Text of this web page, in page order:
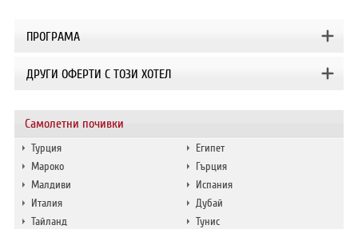
Самолетни почивки
Турция
Египет
Мароко
Гърция
Малдиви
Испания
Италия
Дубай
Тайланд
Тунис
ПРОГРАМА
ДРУГИ ОФЕРТИ С ТОЗИ ХОТЕЛ